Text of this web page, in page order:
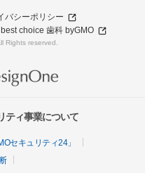
バシーポリシー
best choice 歯科 byGMO
Rights reserved.
ティ事業について
セキュリティ24」